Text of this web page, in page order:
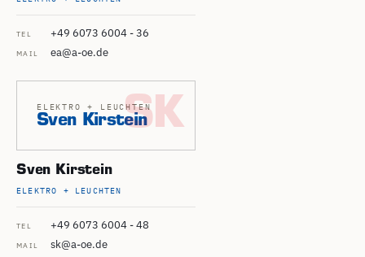
TEL +49 6073 6004 - 36
MAIL ea@a-oe.de
ELEKTRO + LEUCHTEN
Sven KirsteinSK
Sven Kirstein
ELEKTRO + LEUCHTEN
TEL +49 6073 6004 - 48
MAIL sk@a-oe.de